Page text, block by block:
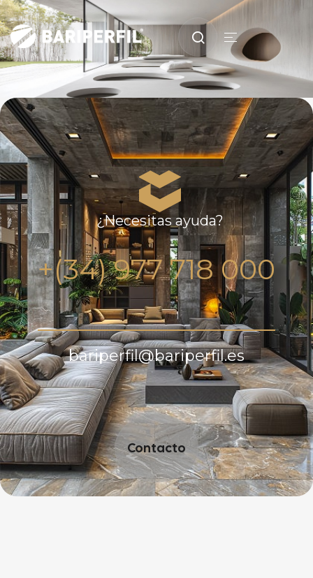
¿Necesitas ayuda?
+(34) 977 718 000
bariperfil@bariperfil.es
Contacto